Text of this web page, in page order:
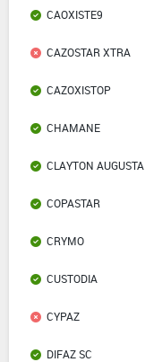
CAOXISTE9
CAZOSTAR XTRA
CAZOXISTOP
CHAMANE
CLAYTON AUGUSTA
COPASTAR
CRYMO
CUSTODIA
CYPAZ
DIFAZ SC